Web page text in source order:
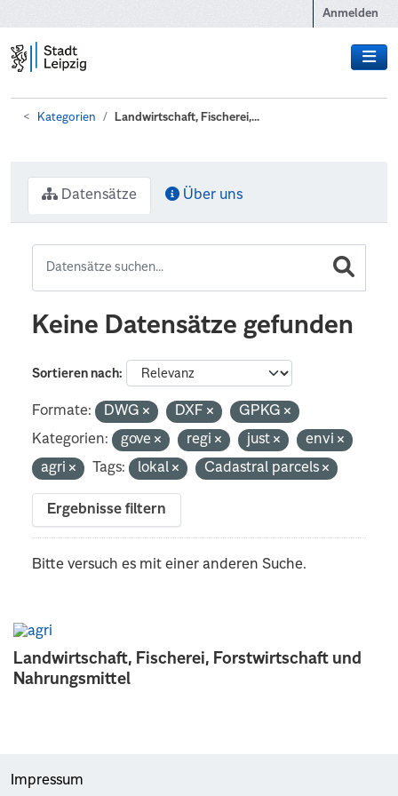
Anmelden
Kategorien Landwirtschaft, Fischerei,...
Landwirtschaft, Fischerei, Forstwirtschaft und
Nahrungsmittel
Datensätze Über uns
Keine Datensätze gefunden
Sortieren nach
Formate: DWG DXF
GPKG
Kategorien:
gove regi just
envi
agri
Tags: lokal Cadastral parcels
Ergebnisse filtern
Bitte versuch es mit einer anderen Suche.
Impressum